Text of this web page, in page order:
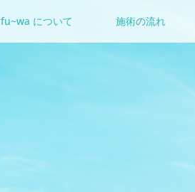
fu~wa について 施術の流れ